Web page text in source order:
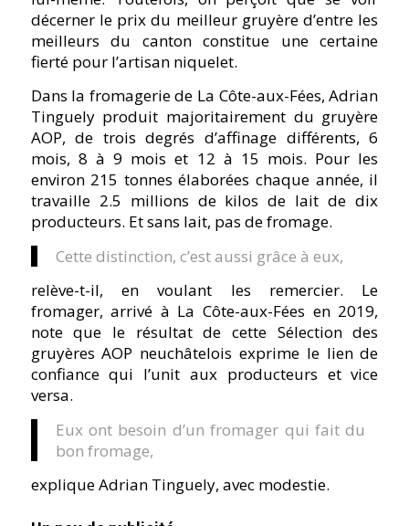
décerner le prix du meilleur gruyère d’entre les
meilleurs du canton constitue une certaine
fierté pour l’artisan niquelet.
Dans la fromagerie de La Côte-aux-Fées, Adrian
Tinguely produit majoritairement du gruyère
AOP, de trois degrés d’affinage différents, 6
mois, 8 à 9 mois et 12 à 15 mois. Pour les
environ 215 tonnes élaborées chaque année, il
travaille 2.5 millions de kilos de lait de dix
producteurs. Et sans lait, pas de fromage.
Cette distinction, c’est aussi grâce à eux,
relève-t-il, en voulant les remercier. Le
fromager, arrivé à La Côte-aux-Fées en 2019,
note que le résultat de cette Sélection des
gruyères AOP neuchâtelois exprime le lien de
confiance qui l’unit aux producteurs et vice
versa.
Eux ont besoin d’un fromager qui fait du
bon fromage,
explique Adrian Tinguely, avec modestie.